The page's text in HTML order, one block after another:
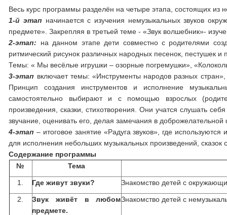
Весь курс программы разделён на четыре этапа, состоящих из
1-й этап начинается с изучения немузыкальных звуков
предмете». Закрепляя в третьей теме - «Звук волшебник»-
2-этап: на данном этапе дети совместно с родителями
ритмический рисунок различных народных песенок, пестушек и
Темы: « Мы весёлые игрушки – озорные погремушки»,
3-этап включает темы: «Инструменты народов разных
Принцип создания инструментов и исполнение
самостоятельно выбирают и с помощью взрослых
произведения, сказки, стихотворения. Они учатся слушать
звучание, оценивать его, делая замечания в
4-этап– итоговое занятие «Радуга звуков», где
для исполнения небольших музыкальных произведений, сказок
Содержание программы
№
Тема
1. Где живут звуки? Знакомство детей с
2.
Звук живёт в любом
предмете.
Знакомство детей с